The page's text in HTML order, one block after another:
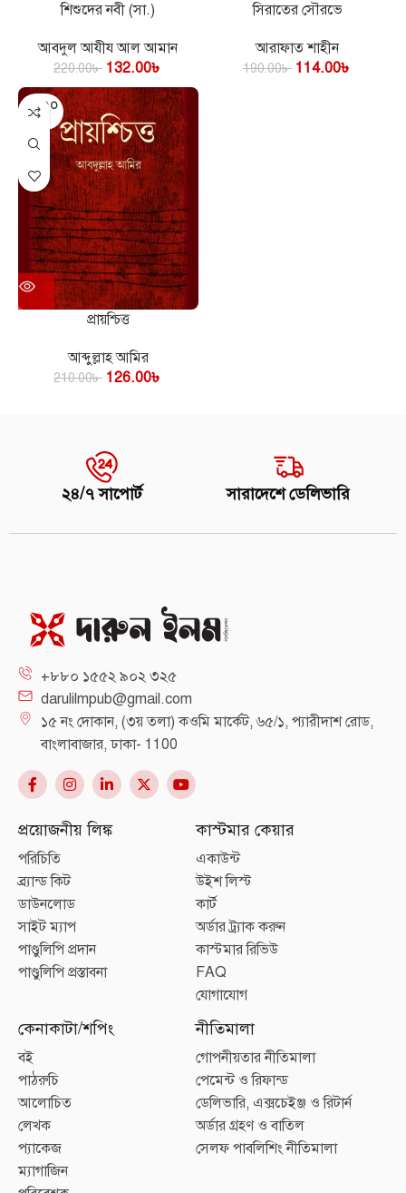
শিশুদের নবী (সা.)
আবদুল আযীয আল আমান
220.00৳ 132.00৳
সিরাতের সৌরভে
আরাফাত শাহীন
190.00৳ 114.00৳
SOLD O
UT
প্রায়শ্চিত্ত
আব্দুল্লাহ আমির
210.00৳ 126.00৳
২৪/৭ সাপোর্ট সারাদেশে ডেলিভারি
+৮৮০ ১৫৫২ ৯০২ ৩২৫
darulilmpub@gmail.com
১৫ নং দোকান, (৩য় তলা) কওমি মার্কেট, ৬৫/১, প্যারীদাশ রোড,
বাংলাবাজার, ঢাকা- 1100
প্রয়োজনীয় লিঙ্ক
পরিচিতি
ব্র্যান্ড কিট
ডাউনলোড
সাইট ম্যাপ
পাণ্ডুলিপি প্রদান
পাণ্ডুলিপি প্রস্তাবনা
কাস্টমার কেয়ার
একাউন্ট
উইশ লিস্ট
কার্ট
অর্ডার ট্র্যাক করুন
কাস্টমার রিভিউ
FAQ
যোগাযোগ
কেনাকাটা/শপিং
বই
পাঠরুচি
আলোচিত
লেখক
প্যাকেজ
ম্যাগাজিন
নীতিমালা
গোপনীয়তার নীতিমালা
পেমেন্ট ও রিফান্ড
ডেলিভারি, এক্সচেইঞ্জ ও রিটার্ন
অর্ডার গ্রহণ ও বাতিল
সেলফ পাবলিশিং নীতিমালা